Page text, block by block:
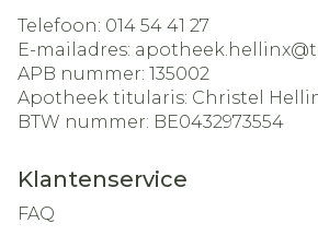
Telefoon: 014 54 41 27
E-mailadres: apotheek.hellinx@
APB nummer: 135002
Apotheek titularis: Christel
BTW nummer: BE0432973554
Klantenservice
FAQ